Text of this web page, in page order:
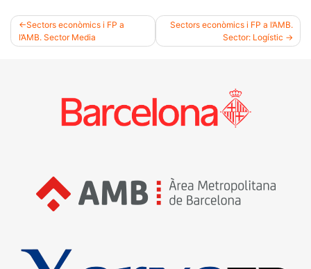
Navegació
Sectors econòmics i FP a
l’AMB. Sector Media
Sectors econòmics i FP a l’AMB.
Sector: Logístic